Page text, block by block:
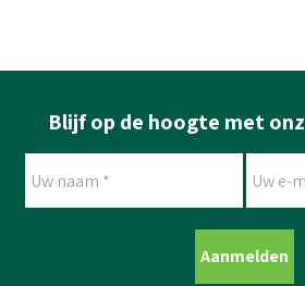
Blijf op de hoogte met
*